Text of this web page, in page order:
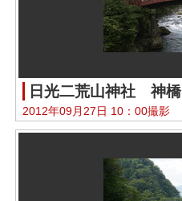
日光二荒山神社 神橋
2012年09月27日 10：00撮影